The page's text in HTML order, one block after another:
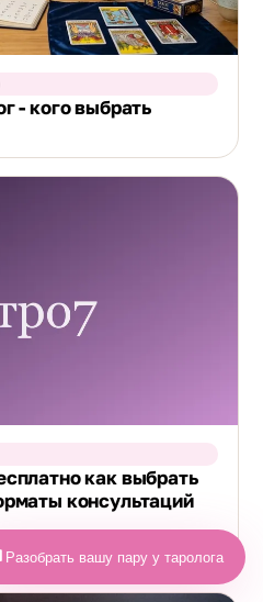
- кого выбрать
как выбрать
консультаций
Разобрать вашу пару у таролога